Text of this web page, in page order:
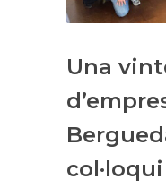
Una